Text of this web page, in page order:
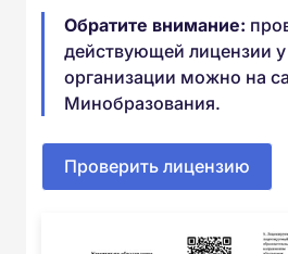
Обратите внимание:
действующей лицензии
организации можно на
Минобразования.
Проверить лицензию